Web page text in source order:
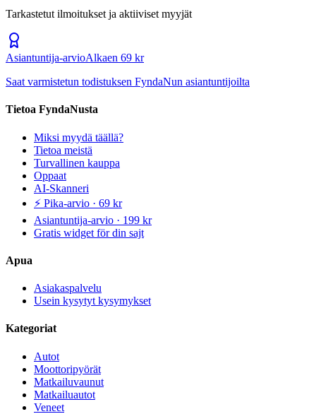
Tarkastetut ilmoitukset ja aktiiviset myyjät
Asiantuntija-arvioAlkaen 69 kr
Saat varmistetun todistuksen FyndaNun asiantuntijoilta
Tietoa FyndaNusta
Miksi myydä täällä?
Tietoa meistä
Turvallinen kauppa
Oppaat
AI-Skanneri
⚡ Pika-arvio · 69 kr
Asiantuntija-arvio · 199 kr
Gratis widget för din sajt
Apua
Asiakaspalvelu
Usein kysytyt kysymykset
Kategoriat
Autot
Moottoripyörät
Matkailuvaunut
Matkailuautot
Veneet